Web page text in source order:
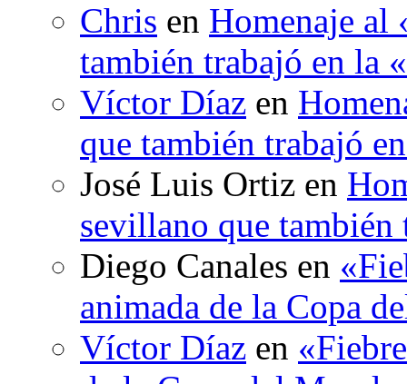
Chris en Homenaje al
también trabajó en la
Víctor Díaz en
que también trabajó
José Luis Ortiz en
sevillano que
Diego Canales en
animada de la Copa
Víctor Díaz en